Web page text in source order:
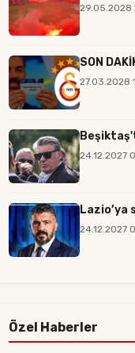
29.05.2028
SON
27.03.2028
24.12.2027
Lazio’ya
24.12.2027
Özel Haberler